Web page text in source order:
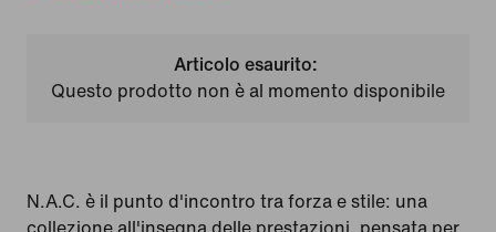
Articolo esaurito:
Questo prodotto non è al momento disponibile
N.A.C. è il punto d'incontro tra forza e stile: una
collezione all'insegna delle prestazioni, pensata per